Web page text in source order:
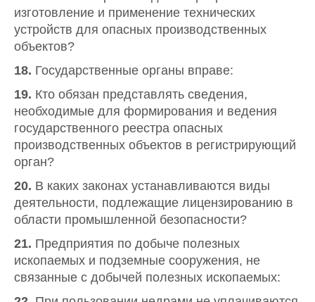
изготовление и применение технических
устройств для опасных производственных
объектов?
18. Государственные органы вправе:
19. Кто обязан представлять сведения,
необходимые для формирования и ведения
государственного реестра опасных
производственных объектов в регистрирующий
орган?
20. В каких законах устанавливаются виды
деятельности, подлежащие лицензированию в
области промышленной безопасности?
21. Предприятия по добыче полезных
ископаемых и подземные сооружения, не
связанные с добычей полезных ископаемых: